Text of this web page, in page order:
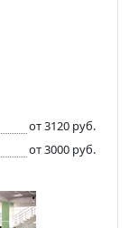
от 3120 руб.
от 3000 руб.